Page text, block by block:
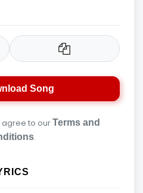
Song
agree to ourTerms and
.